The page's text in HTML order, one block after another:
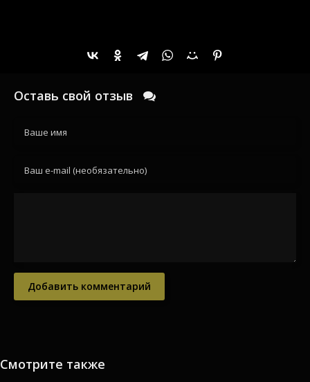
Оставь свой отзыв
Добавить комментарий
Смотрите также